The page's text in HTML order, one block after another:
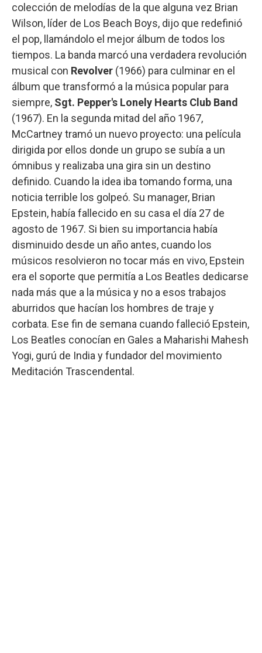
colección de melodías de la que alguna vez Brian
Wilson, líder de Los Beach Boys, dijo que redefinió
el pop, llamándolo el mejor álbum de todos los
tiempos. La banda marcó una verdadera revolución
musical con Revolver (1966) para culminar en el
álbum que transformó a la música popular para
siempre, Sgt. Pepper's Lonely Hearts Club Band
(1967). En la segunda mitad del año 1967,
McCartney tramó un nuevo proyecto: una película
dirigida por ellos donde un grupo se subía a un
ómnibus y realizaba una gira sin un destino
definido. Cuando la idea iba tomando forma, una
noticia terrible los golpeó. Su manager, Brian
Epstein, había fallecido en su casa el día 27 de
agosto de 1967. Si bien su importancia había
disminuido desde un año antes, cuando los
músicos resolvieron no tocar más en vivo, Epstein
era el soporte que permitía a Los Beatles dedicarse
nada más que a la música y no a esos trabajos
aburridos que hacían los hombres de traje y
corbata. Ese fin de semana cuando falleció Epstein,
Los Beatles conocían en Gales a Maharishi Mahesh
Yogi, gurú de India y fundador del movimiento
Meditación Trascendental.